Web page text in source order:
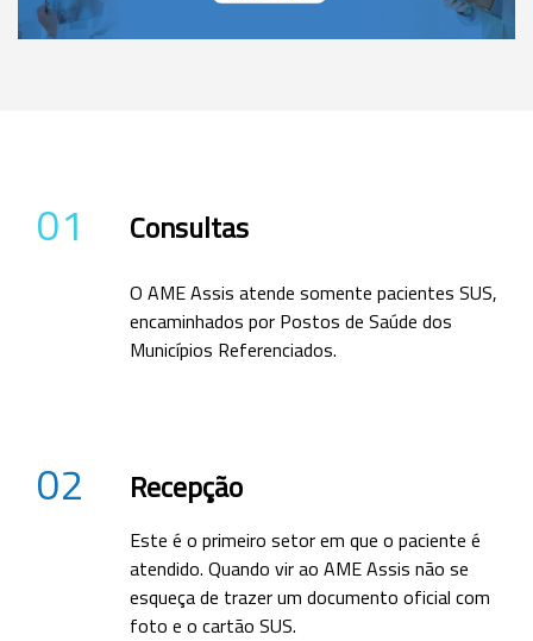
01 Consultas
O AME Assis atende somente pacientes SUS,
encaminhados por Postos de Saúde dos
Municípios Referenciados.
02 Recepção
Este é o primeiro setor em que o paciente é
atendido. Quando vir ao AME Assis não se
esqueça de trazer um documento oficial com
foto e o cartão SUS.